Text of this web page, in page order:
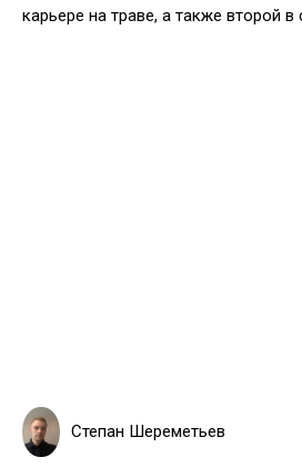
карьере на траве, а также второй в
Степан Шереметьев